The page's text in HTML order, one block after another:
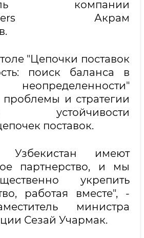
компании
Акрам
"Цепочки поставок
поиск баланса в
проблемы и стратегии
устойчивости
поставок.
имеют
партнерство, и мы
укрепить
работая вместе", -
министра
Сезай Учармак.